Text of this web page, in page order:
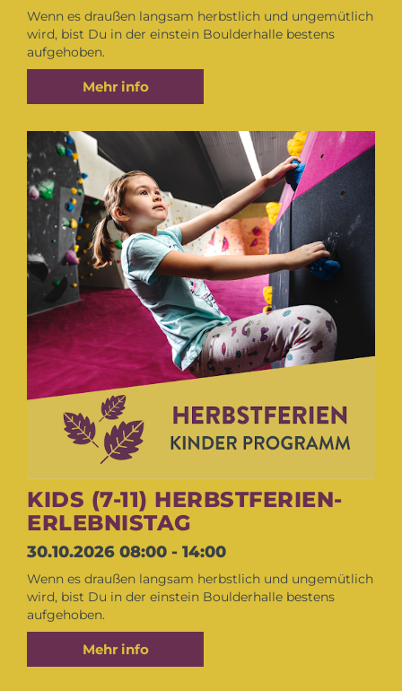
Wenn es draußen langsam herbstlich und ungemütlich
wird, bist Du in der einstein Boulderhalle bestens
aufgehoben.
Mehr info
KIDS (7-11) HERBSTFERIEN-
ERLEBNISTAG
30.10.2026 08:00 - 14:00
Wenn es draußen langsam herbstlich und ungemütlich
wird, bist Du in der einstein Boulderhalle bestens
aufgehoben.
Mehr info